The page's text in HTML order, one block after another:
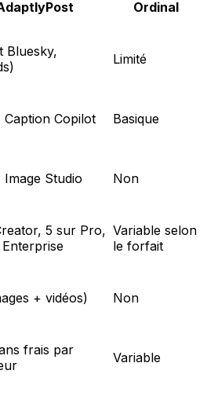
Ordinal
Bluesky,
Limité
Caption Copilot Basique
Image Studio Non
5 sur Pro, Variable selon
le forfait
+ vidéos) Non
frais par
Variable